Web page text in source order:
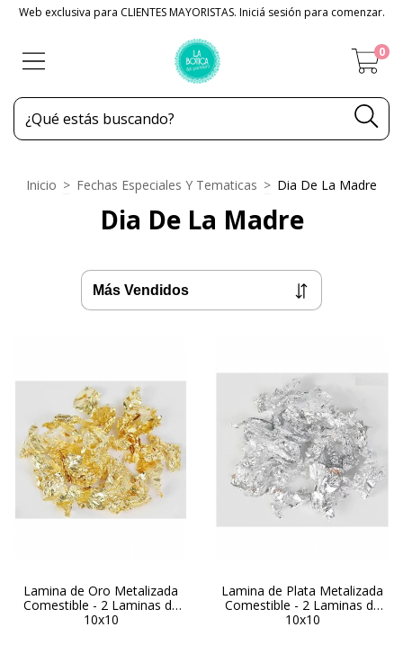
Web exclusiva para CLIENTES MAYORISTAS. Iniciá sesión para comenzar.
0
Inicio > Fechas Especiales Y Tematicas > Dia De La Madre
Dia De La Madre
Lamina de Oro Metalizada
Comestible - 2 Laminas de
10x10
Lamina de Plata Metalizada
Comestible - 2 Laminas de
10x10